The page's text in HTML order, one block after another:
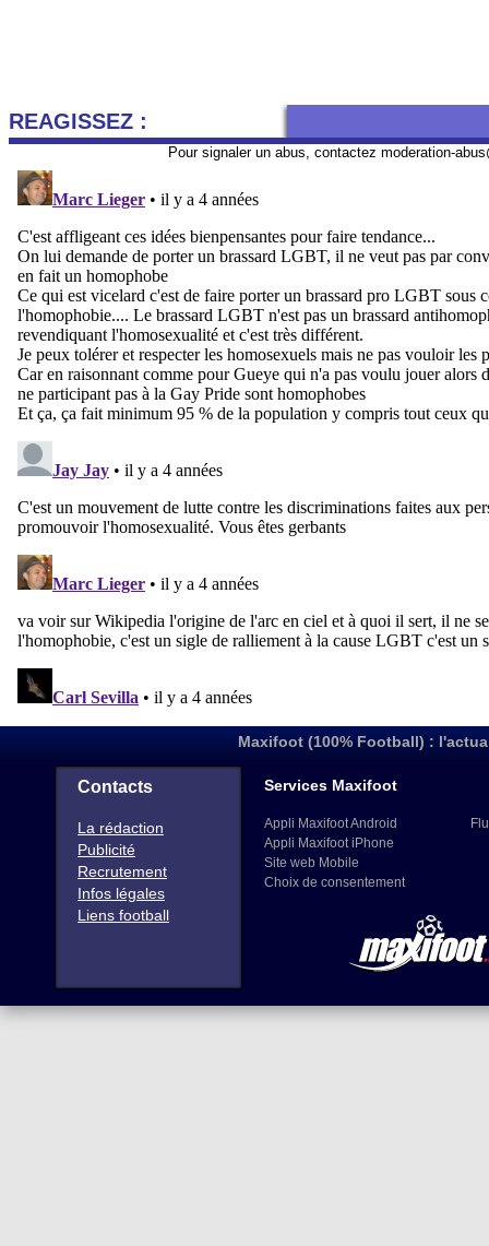
REAGISSEZ :
Pour signaler un abus, contactez moderation-
Maxifoot (100% Football) :
Contacts
La rédaction
Publicité
Recrutement
Infos légales
Liens football
Services Maxifoot
Appli Maxifoot Android
Appli Maxifoot iPhone
Site web Mobile
Choix de consentement